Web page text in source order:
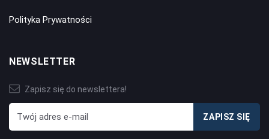
Polityka Prywatności
NEWSLETTER
Zapisz się do newslettera!